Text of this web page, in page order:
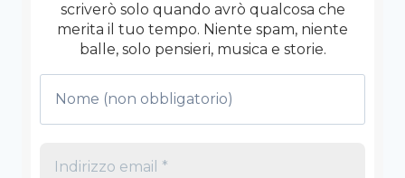
scriverò solo quando avrò qualcosa che
merita il tuo tempo. Niente spam, niente
balle, solo pensieri, musica e storie.